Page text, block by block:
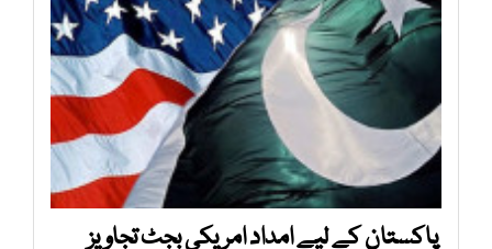
پاکستان کے لیے امداد امریکی بجٹ تجاویز